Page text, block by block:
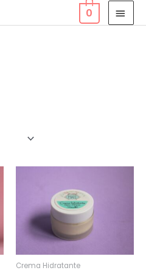
0
múltiples
variantes.
Las
opciones
Crema Hidratante